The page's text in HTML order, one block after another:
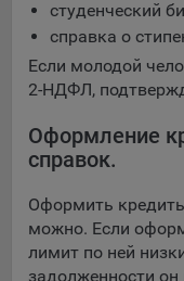
студенческий
справка о
Если молодой
2-НДФЛ,
Оформление
справок.
Оформить
можно. Если
лимит по ней
задолженности